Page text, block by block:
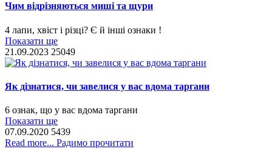
Чим відрізняються миші та щури
4 лапи, хвіст і різці? Є й інші ознаки !
Показати ще
21.09.2023 25049
Як дізнатися, чи завелися у вас вдома таргани
6 ознак, що у вас вдома таргани
Показати ще
07.09.2020 5439
Read more... Радимо прочитати